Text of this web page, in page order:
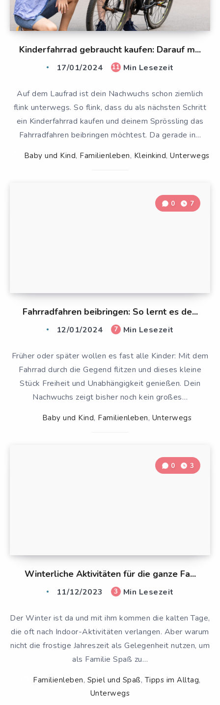
Kinderfahrrad gebraucht kaufen: Darauf m...
17/01/2024 11 Min Lesezeit
Auf dem Laufrad ist dein Nachwuchs schon ziemlich
flink unterwegs. So flink, dass du als nächsten Schritt
ein Kinderfahrrad kaufen und deinem Sprössling das
Fahrradfahren beibringen möchtest. Da gerade in…
Baby und Kind, Familienleben, Kleinkind,Unterwegs
Fahrradfahren beibringen: So lernt es de...
0 7
12/01/2024 7 Min Lesezeit
Früher oder später wollen es fast alle Kinder: Mit dem
Fahrrad durch die Gegend flitzen und dieses kleine
Stück Freiheit und Unabhängigkeit genießen. Dein
Nachwuchs zeigt bisher noch kein großes…
Baby und Kind, Familienleben, Unterwegs
Winterliche Aktivitäten für die ganze Fa...
0 3
11/12/2023 3 Min Lesezeit
Der Winter ist da und mit ihm kommen die kalten Tage,
die oft nach Indoor-Aktivitäten verlangen. Aber warum
nicht die frostige Jahreszeit als Gelegenheit nutzen, um
als Familie Spaß zu…
Familienleben, Spiel und Spaß, Tipps im Alltag,
Unterwegs